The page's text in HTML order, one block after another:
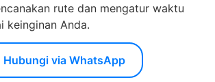
rute dan mengatur waktu
keinginan Anda.
Hubungi via WhatsApp